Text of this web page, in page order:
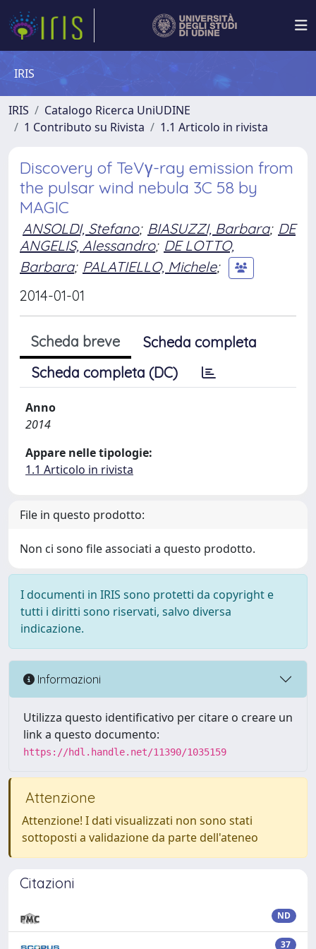
IRIS
IRIS
Catalogo Ricerca UniUDINE
1 Contributo su Rivista
1.1 Articolo in rivista
Discovery of TeVγ-ray emission from
the pulsar wind nebula 3C 58 by
MAGIC
ANSOLDI, Stefano; BIASUZZI, Barbara; DE
ANGELIS, Alessandro; DE LOTTO,
Barbara; PALATIELLO, Michele;
2014-01-01
Scheda breve
Scheda completa
Scheda completa (DC)
Anno
2014
Appare nelle tipologie:
1.1 Articolo in rivista
File in questo prodotto:
Non ci sono file associati a questo prodotto.
I documenti in IRIS sono protetti da copyright e
tutti i diritti sono riservati, salvo diversa
indicazione.
Informazioni
Utilizza questo identificativo per citare o creare un
link a questo documento:
https://hdl.handle.net/11390/1035159
Attenzione
Attenzione! I dati visualizzati non sono stati
sottoposti a validazione da parte dell'ateneo
Citazioni
ND
37